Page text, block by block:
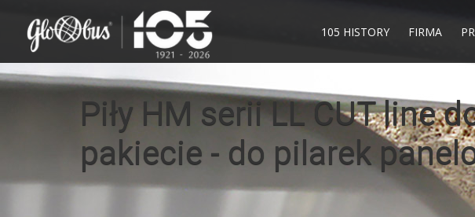
105 HISTORY FIRMA
Piły taśmowe ECO do
TERAZ W NIŻSZEJ CENIE